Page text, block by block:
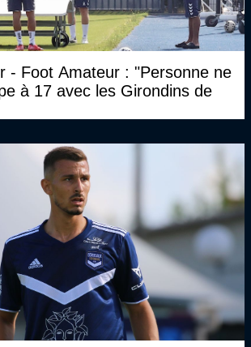
- Foot Amateur : "Personne ne
à 17 avec les Girondins de